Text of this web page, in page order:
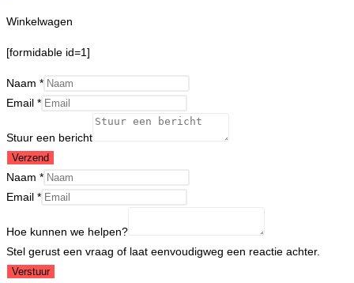
Winkelwagen
[formidable id=1]
Naam *
Email *
Stuur een bericht
Verzend
Naam *
Email
kunnen
Email *
Hoe kunnen we helpen?
Stel gerust een vraag of laat eenvoudigweg een reactie achter.
Verstuur